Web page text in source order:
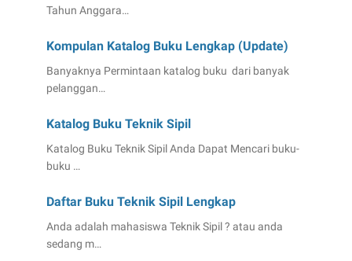
Tahun Anggara…
Kompulan Katalog Buku Lengkap (Update)
Banyaknya Permintaan katalog buku dari banyak
pelanggan…
Katalog Buku Teknik Sipil
Katalog Buku Teknik Sipil Anda Dapat Mencari buku-
buku …
Daftar Buku Teknik Sipil Lengkap
Anda adalah mahasiswa Teknik Sipil ? atau anda
sedang m…